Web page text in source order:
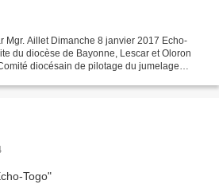
Aillet Dimanche 8 janvier 2017 Echo-
du diocèse de Bayonne, Lescar et Oloron
diocésain de pilotage du jumelage